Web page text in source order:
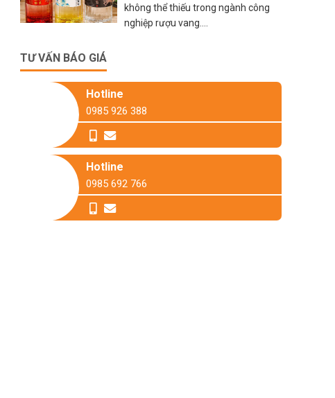
không thể thiếu trong ngành công
nghiệp rượu vang....
TƯ VẤN BÁO GIÁ
Hotline
0985 926 388
Hotline
0985 692 766